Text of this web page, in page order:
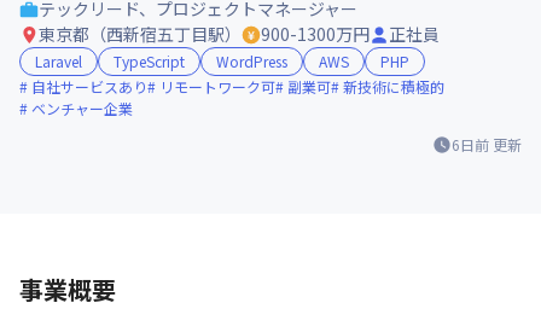
6日前 更新
テックリード、プロジェクトマネージャー
東京都（西新宿五丁目駅）
900-1300万円 正社員
Laravel TypeScript WordPress AWS
PHP
自社サービスあり
リモートワーク可 副業可 新技術に積極的
ベンチャー企業
事業概要